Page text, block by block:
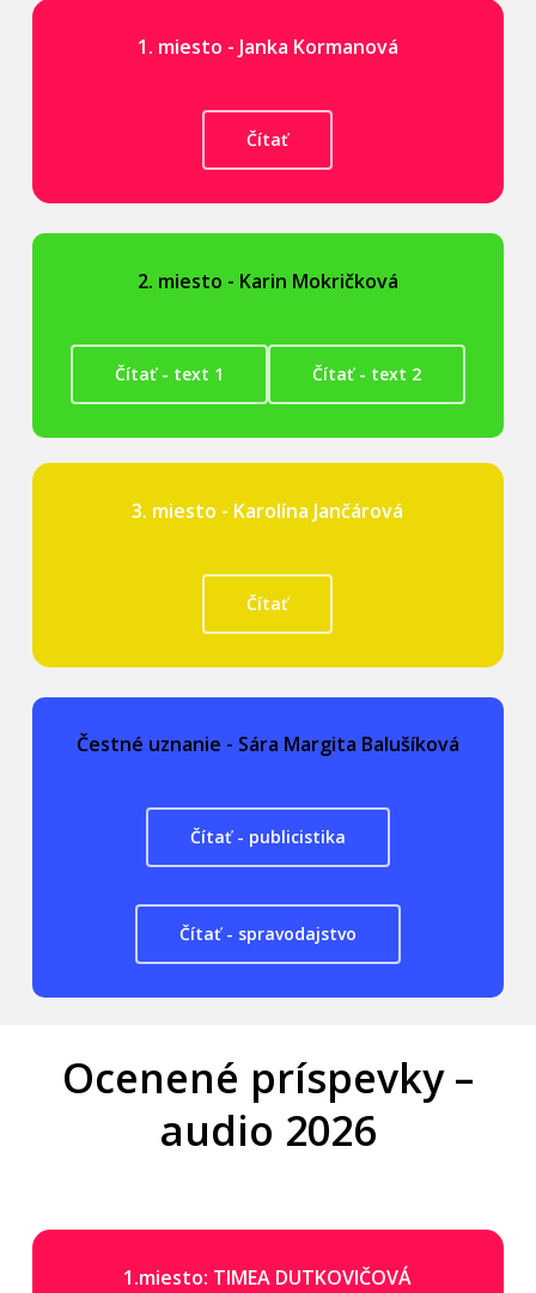
1. miesto - Janka Kormanová
Čítať
2. miesto - Karin Mokričková
Čítať - text 1 Čítať - text 2
3. miesto - Karolína Jančárová
Čítať
Čestné uznanie - Sára Margita Balušíková
Čítať - publicistika
Čítať - spravodajstvo
Ocenené príspevky –
audio 2026
1.miesto: TIMEA DUTKOVIČOVÁ